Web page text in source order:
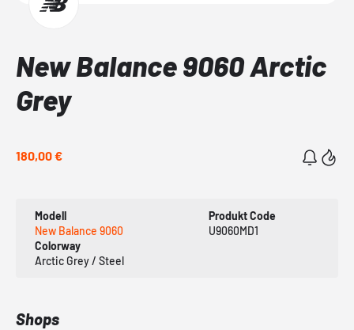
New Balance 9060 Arctic
Grey
180,00 €
Modell
New Balance 9060
Produkt Code
U9060MD1
Colorway
Arctic Grey / Steel
Shops